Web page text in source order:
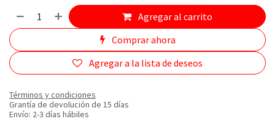
Agregar al carrito
Comprar ahora
Agregar a la lista de deseos
Términos y condiciones
Grantía de devolución de 15 días
Envío: 2-3 días hábiles